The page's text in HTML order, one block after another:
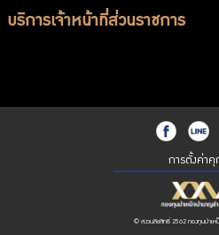
บริการเจ้าหน้าที่ส่วนราชการ
การตั้งค่าคุ
© สงวนลิขสิทธิ์ 2562 กองทุนบำเหน็